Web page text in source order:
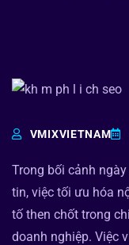
VMIXVIETNAM
Trong bối cảnh
tin, việc tối ưu hóa
tố then chốt trong
doanh nghiệp. Việc